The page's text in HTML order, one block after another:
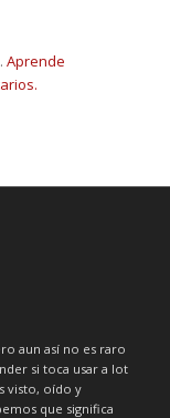
Aprende
aun así no es raro
si toca usar a lot
visto, oído y
que significa